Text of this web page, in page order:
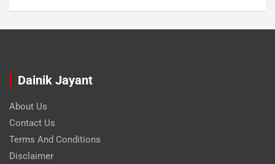
Dainik Jayant
About Us
Contact Us
Terms And Conditions
Disclaimer